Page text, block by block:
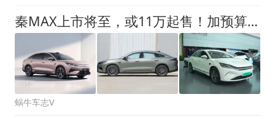
秦MAX上市将至，或11万起售！加预算等它还是抄底秦L香？
蜗牛车志V